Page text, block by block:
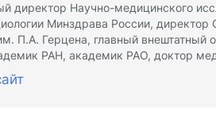
директор Научно-медицинского
Минздрава России, директор
П.А. Герцена, главный внештатный
РАН, академик РАО, доктор